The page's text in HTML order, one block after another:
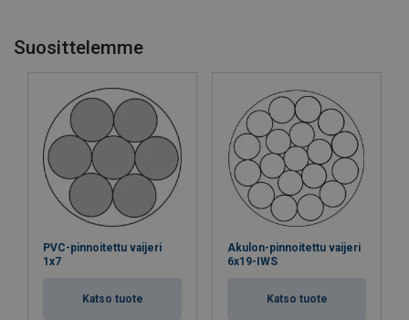
Suosittelemme
PVC-pinnoitettu vaijeri
1x7
Katso tuote
Akulon-pinnoitettu vaijeri
6x19-IWS
Katso tuote